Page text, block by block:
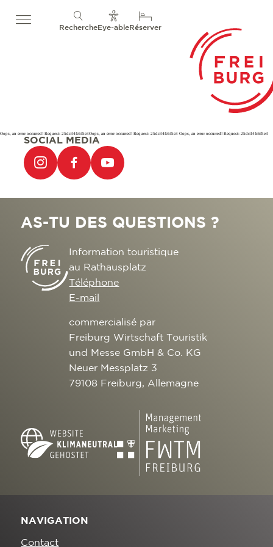
RechercheEye-ableRéserver
Oops, an error occurred! Request: 25dc34fc6f5e3Oops, an error occurred! Request: 25dc34fc6f5e3 Oops, an error occurred! Request: 25dc34fc6f5e3
SOCIAL MEDIA
AS-TU DES QUESTIONS ?
Information touristique
au Rathausplatz
Téléphone
E-mail
commercialisé par
Freiburg Wirtschaft Touristik
und Messe GmbH & Co. KG
Neuer Messplatz 3
79108 Freiburg, Allemagne
NAVIGATION
Contact